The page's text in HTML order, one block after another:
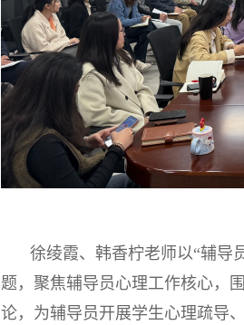
徐绫霞、韩香柠老师以“辅
题，聚焦辅导员心理工作核心，
论，为辅导员开展学生心理疏导